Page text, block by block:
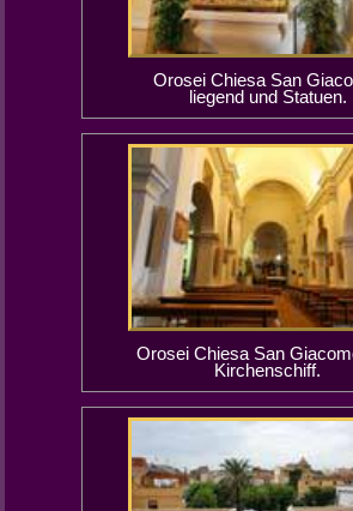
Orosei Chiesa San
liegend und Statuen.
Orosei Chiesa San
Kirchenschiff.